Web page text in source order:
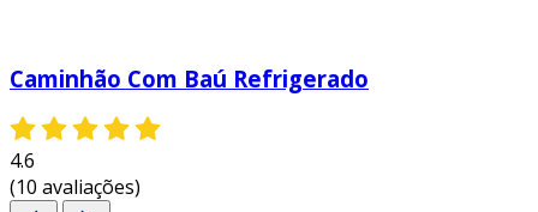
Caminhão Com Baú Refrigerado
4.6
(10 avaliações)